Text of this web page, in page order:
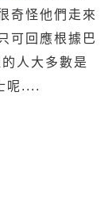
奇怪他們走來
可回應根據巴
人大多數是
呢....